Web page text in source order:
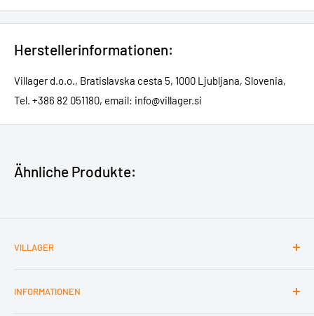
Herstellerinformationen:
Villager d.o.o., Bratislavska cesta 5, 1000 Ljubljana, Slovenia,
Tel. +386 82 051180, email: info@villager.si
Ähnliche Produkte:
VILLAGER
Impressum
INFORMATIONEN